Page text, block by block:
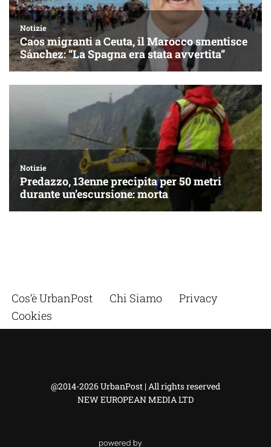
Cos’è UrbanPost Chi Siamo
Privacy
Cookies
@2014-2026 UrbanPost | All rights reserved
NEW EUROPEAN MEDIA LTD